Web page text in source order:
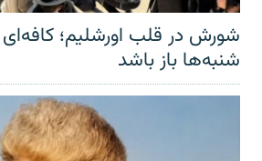
شورش در قلب اورشلیم؛
شنبه‌ها باز باشد